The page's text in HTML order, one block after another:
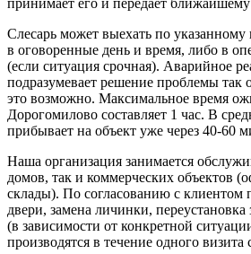
Слесарь может выехать по указанному
в оговоренные день и время, либо в
(если ситуация срочная). Аварийное
подразумевает решение проблемы так
это возможно. Максимальное время
Дорогомилово составляет 1 час. В
прибывает на объект уже через 40-60
Наша организация занимается
домов, так и коммерческих объектов
склады). По согласованию с клиентом
двери, замена личинки,
(в зависимости от конкретной
производятся в течение одного визита